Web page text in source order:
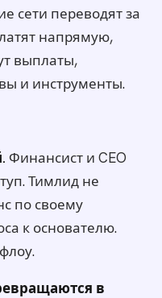
сети переводят за
напрямую,
выплаты,
и инструменты.
Финансист и CEO
Тимлид не
по своему
к основателю.
в